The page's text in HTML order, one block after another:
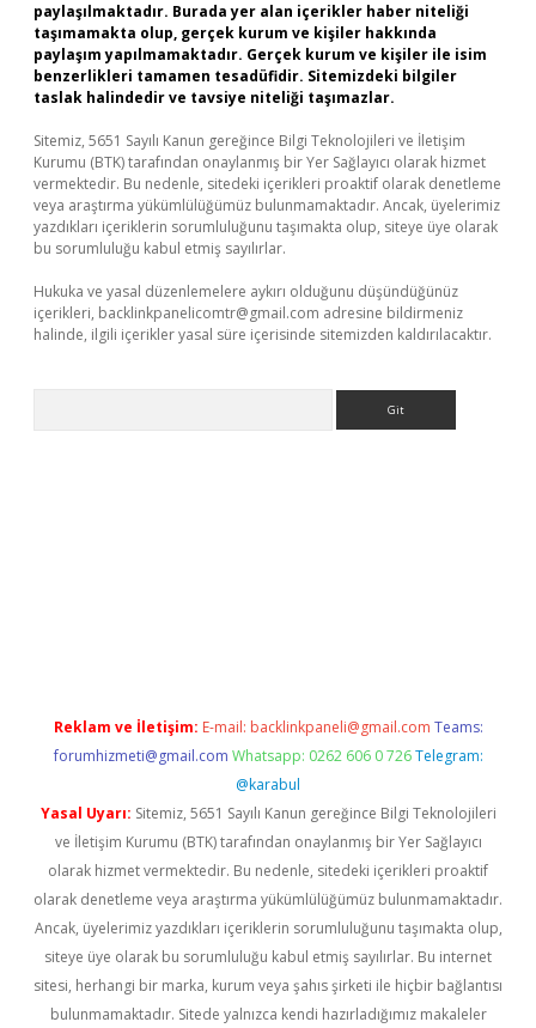
paylaşılmaktadır. Burada yer alan içerikler haber niteliği
taşımamakta olup, gerçek kurum ve kişiler hakkında
paylaşım yapılmamaktadır. Gerçek kurum ve kişiler ile isim
benzerlikleri tamamen tesadüfidir. Sitemizdeki bilgiler
taslak halindedir ve tavsiye niteliği taşımazlar.
Sitemiz, 5651 Sayılı Kanun gereğince Bilgi Teknolojileri ve İletişim
Kurumu (BTK) tarafından onaylanmış bir Yer Sağlayıcı olarak hizmet
vermektedir. Bu nedenle, sitedeki içerikleri proaktif olarak denetleme
veya araştırma yükümlülüğümüz bulunmamaktadır. Ancak, üyelerimiz
yazdıkları içeriklerin sorumluluğunu taşımakta olup, siteye üye olarak
bu sorumluluğu kabul etmiş sayılırlar.
Hukuka ve yasal düzenlemelere aykırı olduğunu düşündüğünüz
içerikleri, backlinkpanelicomtr@gmail.com adresine bildirmeniz
halinde, ilgili içerikler yasal süre içerisinde sitemizden kaldırılacaktır.
Reklam ve İletişim: E-mail: backlinkpaneli@gmail.com Teams:
forumhizmeti@gmail.com Whatsapp: 0262 606 0 726 Telegram:
@karabul
Yasal Uyarı: Sitemiz, 5651 Sayılı Kanun gereğince Bilgi Teknolojileri
ve İletişim Kurumu (BTK) tarafından onaylanmış bir Yer Sağlayıcı
olarak hizmet vermektedir. Bu nedenle, sitedeki içerikleri proaktif
olarak denetleme veya araştırma yükümlülüğümüz bulunmamaktadır.
Ancak, üyelerimiz yazdıkları içeriklerin sorumluluğunu taşımakta olup,
siteye üye olarak bu sorumluluğu kabul etmiş sayılırlar. Bu internet
sitesi, herhangi bir marka, kurum veya şahıs şirketi ile hiçbir bağlantısı
bulunmamaktadır. Sitede yalnızca kendi hazırladığımız makaleler